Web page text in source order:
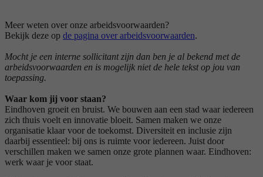
Meer weten over onze arbeidsvoorwaarden?
Bekijk deze op de pagina over arbeidsvoorwaarden.
Mocht je een interne sollicitant zijn dan ben je al bekend met de
arbeidsvoorwaarden en is mogelijk niet de hele tekst op jou van
toepassing.
Waar kom jij voor staan?
Eindhoven groeit en bruist. We bouwen aan een stad waar iedereen
zich thuis voelt en innovatie bloeit. Samen maken we onze
organisatie klaar voor de toekomst. Diversiteit en inclusie zijn
daarbij essentieel: bij ons is ruimte voor iedereen. Juist door
verschillen maken we samen onze grote plannen waar. Eindhoven:
werk waar je voor staat.